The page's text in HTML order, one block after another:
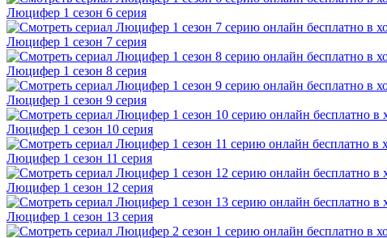
Люцифер 1 cезон 6 cерия
Люцифер 1 cезон 7 cерия
Люцифер 1 cезон 8 cерия
Люцифер 1 cезон 9 cерия
Люцифер 1 cезон 10 cерия
Люцифер 1 cезон 11 cерия
Люцифер 1 cезон 12 cерия
Люцифер 1 cезон 13 cерия